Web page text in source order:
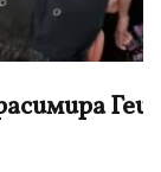
деца, а